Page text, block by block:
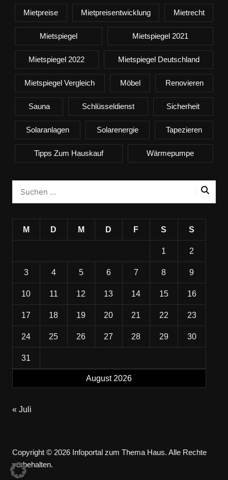
Mietpreise Mietpreisentwicklung Mietrecht
Mietspiegel Mietspiegel 2021
Mietspiegel 2022 Mietspiegel Deutschland
Mietspiegel Vergleich Möbel Renovieren
Sauna Schlüsseldienst Sicherheit
Solaranlagen Solarenergie Tapezieren
Tipps Zum Hauskauf Wärmepumpe
August 2026
M D M D F S S
1 2
3 4 5 6 7 8 9
10 11 12 13 14 15 16
17 18 19 20 21 22 23
24 25 26 27 28 29 30
31
« Juli
Copyright © 2026 Infoportal zum Thema Haus. Alle Rechte
vorbehalten.